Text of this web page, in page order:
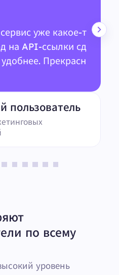
уже какое-т
на API-ссылки сд
Прекрасн
пользователь
по всему
уровень